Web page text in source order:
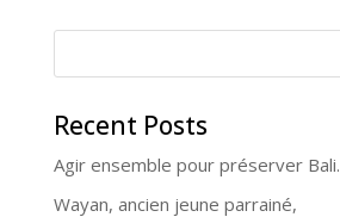
Recent Posts
Agir ensemble pour préserver Bali.
Wayan, ancien jeune parrainé,